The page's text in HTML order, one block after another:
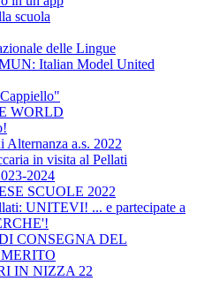
scuola
delle Lingue
Italian Model United
WORLD
Alternanza a.s. 2022
in visita al Pellati
2024
SCUOLE 2022
UNITEVI! ... e partecipate a
CONSEGNA DEL
IN NIZZA 22